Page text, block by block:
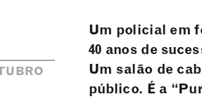
Um policial em
40 anos de
Um salão de
público. É a